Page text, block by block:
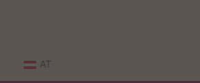
AT